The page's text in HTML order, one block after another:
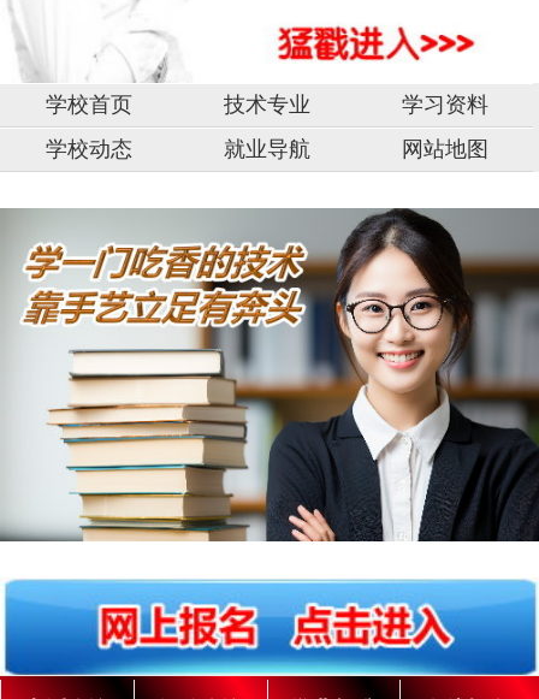
学校首页 技术专业
学习资料
学校动态
就业导航 网站地图
南